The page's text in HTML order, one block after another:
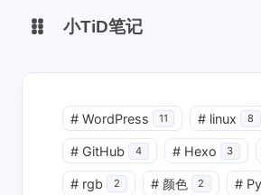
GITHUB
小TiD笔记
# WordPress 11 # linux 8
# GitHub 4 # Hexo 3
# rgb 2 # 颜色 2 #